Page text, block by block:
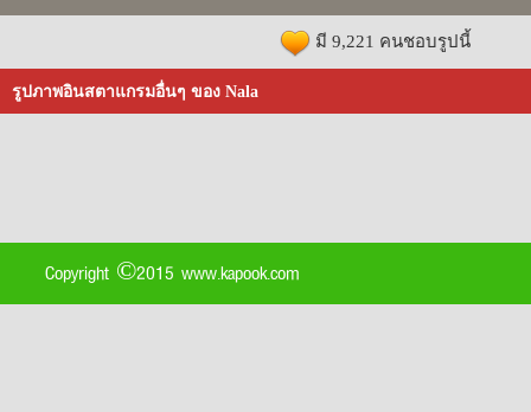
มี 9,221 คนชอบรูปนี้
รูปภาพอินสตาแกรมอื่นๆ ของ Nala
Copyright ©2015 www.kapook.com